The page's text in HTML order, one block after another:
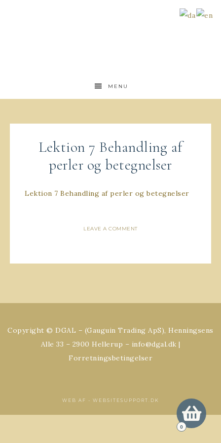
MENU
Lektion 7 Behandling af
perler og betegnelser
Lektion 7 Behandling af perler og betegnelser
LEAVE A COMMENT
Copyright © DGAL – (Gauguin Trading ApS), Henningsens
Alle 33 – 2900 Hellerup – info@dgal.dk |
Forretningsbetingelser
WEB AF - WEBSITESUPPORT.DK
0